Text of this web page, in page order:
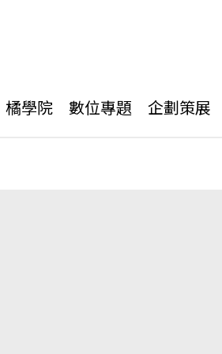
橘學院 數位專題 企劃策展